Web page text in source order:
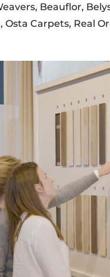
Beauflor,
Osta Carpets, Real